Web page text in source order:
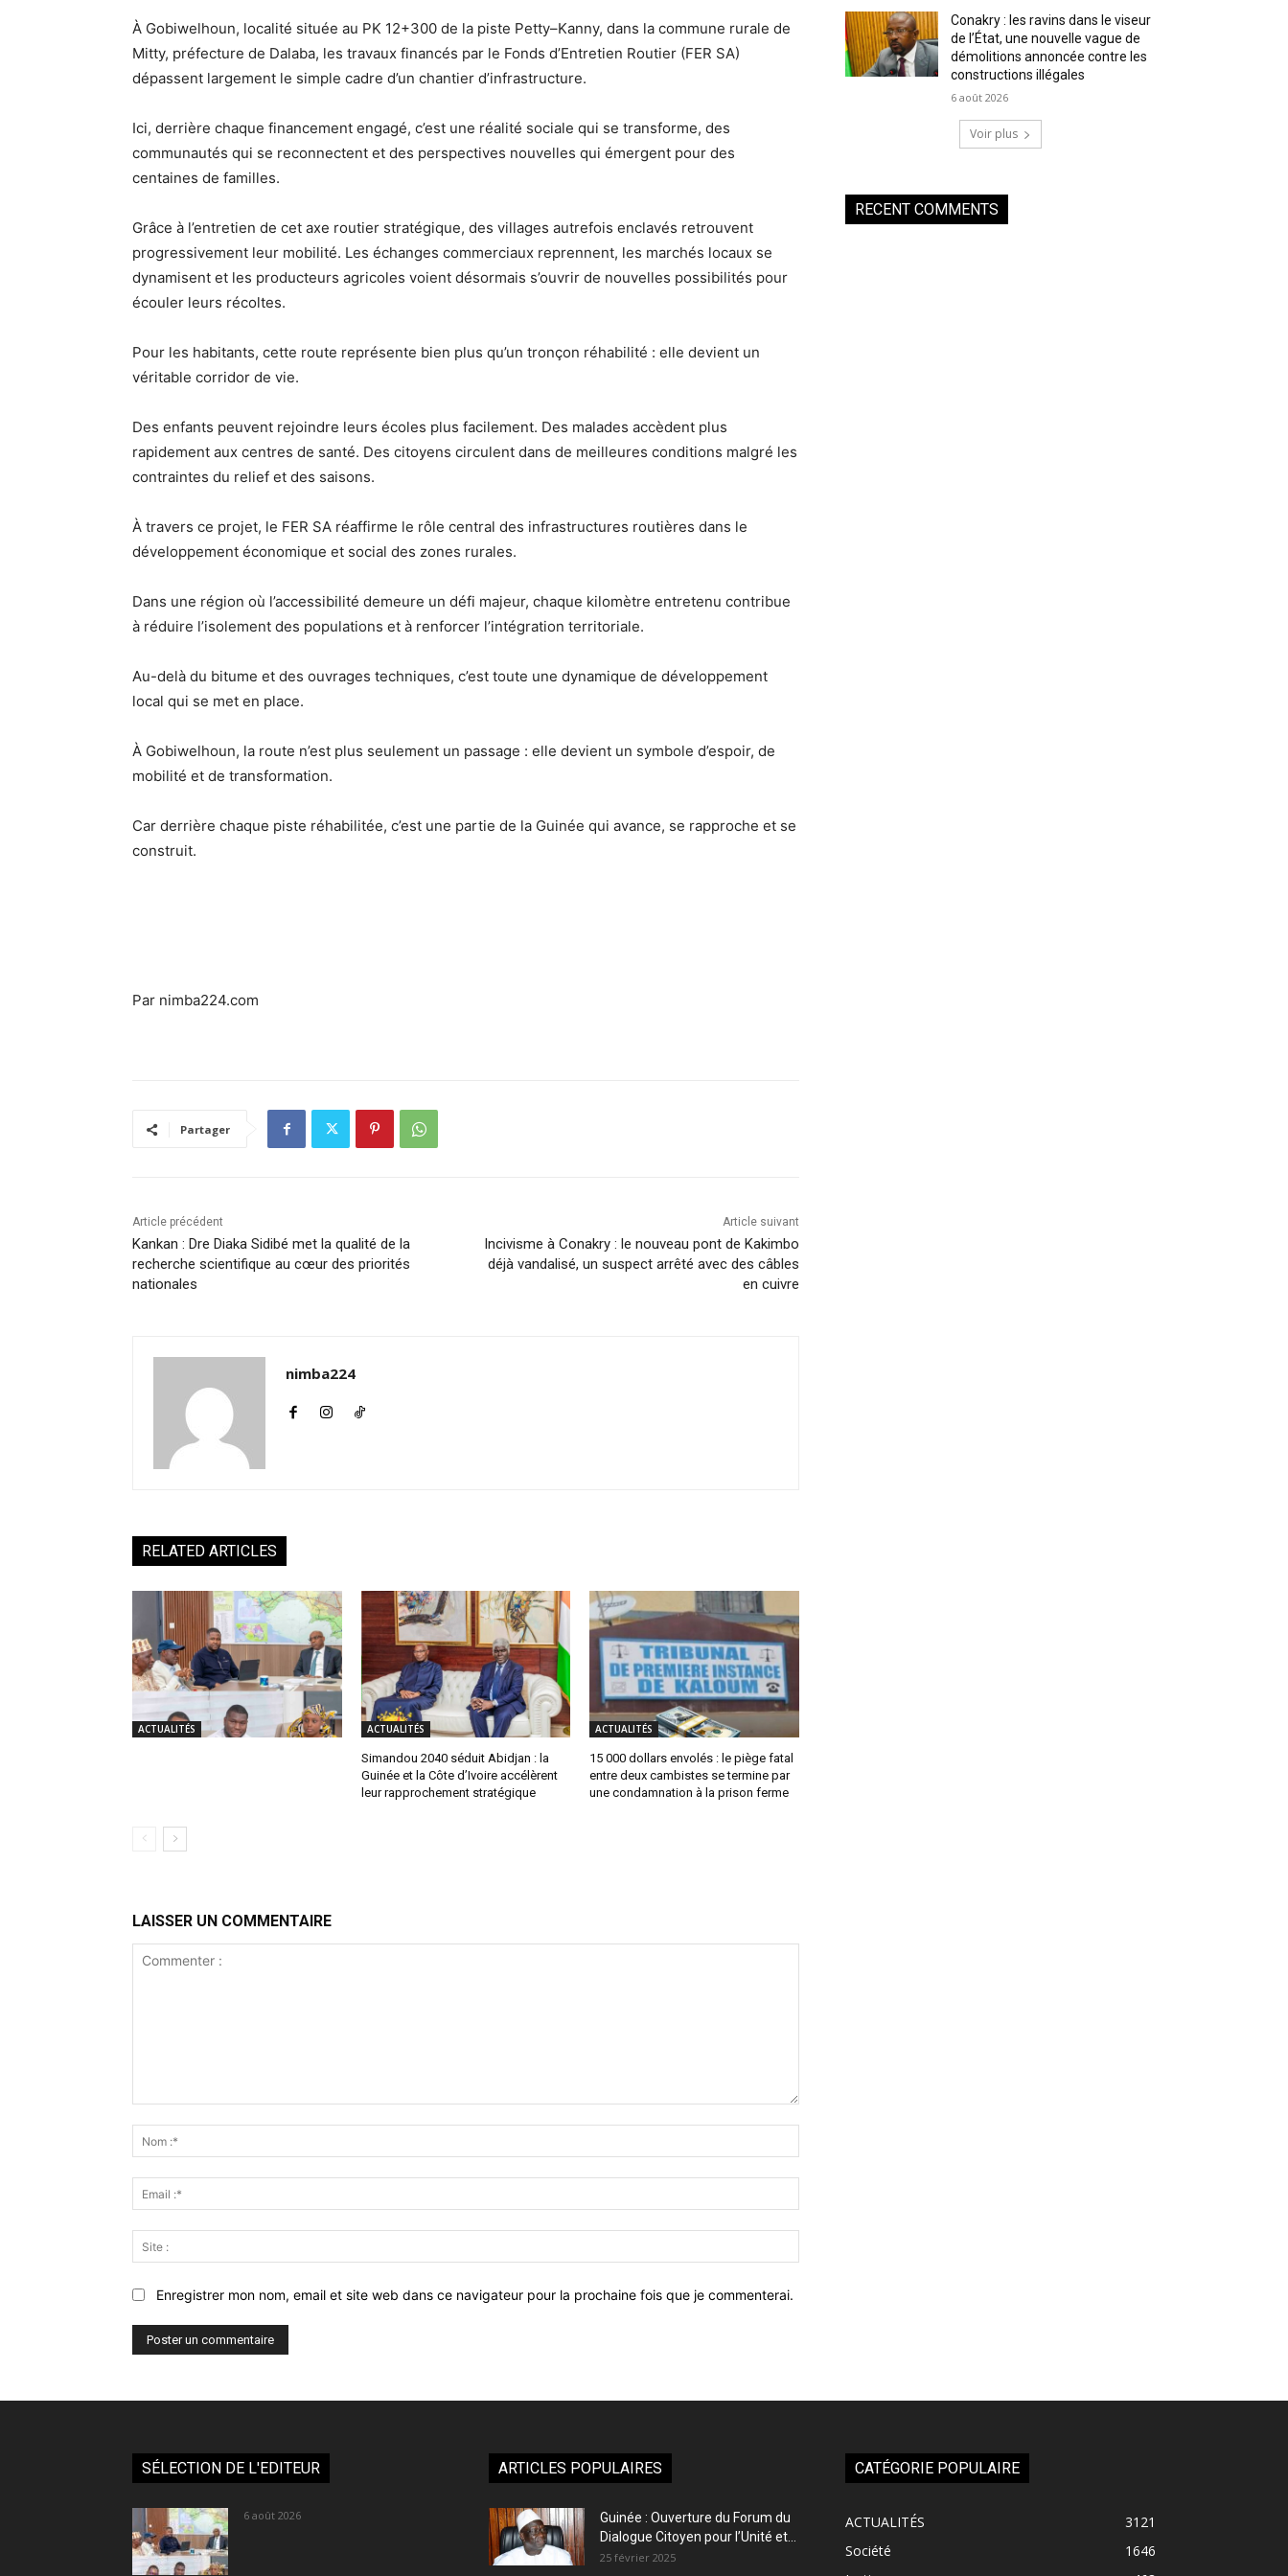
À Gobiwelhoun, localité située au PK 12+300 de la piste Petty–Kanny, dans la commune rurale de
Mitty, préfecture de Dalaba, les travaux financés par le Fonds d’Entretien Routier (FER SA)
dépassent largement le simple cadre d’un chantier d’infrastructure.
Ici, derrière chaque financement engagé, c’est une réalité sociale qui se transforme, des
communautés qui se reconnectent et des perspectives nouvelles qui émergent pour des
centaines de familles.
Grâce à l’entretien de cet axe routier stratégique, des villages autrefois enclavés retrouvent
progressivement leur mobilité. Les échanges commerciaux reprennent, les marchés locaux se
dynamisent et les producteurs agricoles voient désormais s’ouvrir de nouvelles possibilités pour
écouler leurs récoltes.
Pour les habitants, cette route représente bien plus qu’un tronçon réhabilité : elle devient un
véritable corridor de vie.
Des enfants peuvent rejoindre leurs écoles plus facilement. Des malades accèdent plus
rapidement aux centres de santé. Des citoyens circulent dans de meilleures conditions malgré les
contraintes du relief et des saisons.
À travers ce projet, le FER SA réaffirme le rôle central des infrastructures routières dans le
développement économique et social des zones rurales.
Dans une région où l’accessibilité demeure un défi majeur, chaque kilomètre entretenu contribue
à réduire l’isolement des populations et à renforcer l’intégration territoriale.
Au-delà du bitume et des ouvrages techniques, c’est toute une dynamique de développement
local qui se met en place.
À Gobiwelhoun, la route n’est plus seulement un passage : elle devient un symbole d’espoir, de
mobilité et de transformation.
Car derrière chaque piste réhabilitée, c’est une partie de la Guinée qui avance, se rapproche et se
construit.
Par nimba224.com
Partager
Article précédent
Kankan : Dre Diaka Sidibé met la qualité de la
recherche scientifique au cœur des priorités
nationales
Article suivant
Incivisme à Conakry : le nouveau pont de Kakimbo
déjà vandalisé, un suspect arrêté avec des câbles
en cuivre
nimba224
RELATED ARTICLES
ACTUALITÉS ACTUALITÉS
Simandou 2040 séduit Abidjan : la
Guinée et la Côte d’Ivoire accélèrent
leur rapprochement stratégique
ACTUALITÉS
15 000 dollars envolés : le piège fatal
entre deux cambistes se termine par
une condamnation à la prison ferme
LAISSER UN COMMENTAIRE
:*
:*
:
Enregistrer mon nom, email et site web dans ce navigateur pour la prochaine fois que je commenterai.
Conakry : les ravins dans le viseur
de l’État, une nouvelle vague de
démolitions annoncée contre les
constructions illégales
6 août 2026
Voir plus
RECENT COMMENTS
SÉLECTION DE L'EDITEUR
6 août 2026
ARTICLES POPULAIRES
Guinée : Ouverture du Forum du
Dialogue Citoyen pour l’Unité et...
25 février 2025
CATÉGORIE POPULAIRE
ACTUALITÉS
3121
Société
1646